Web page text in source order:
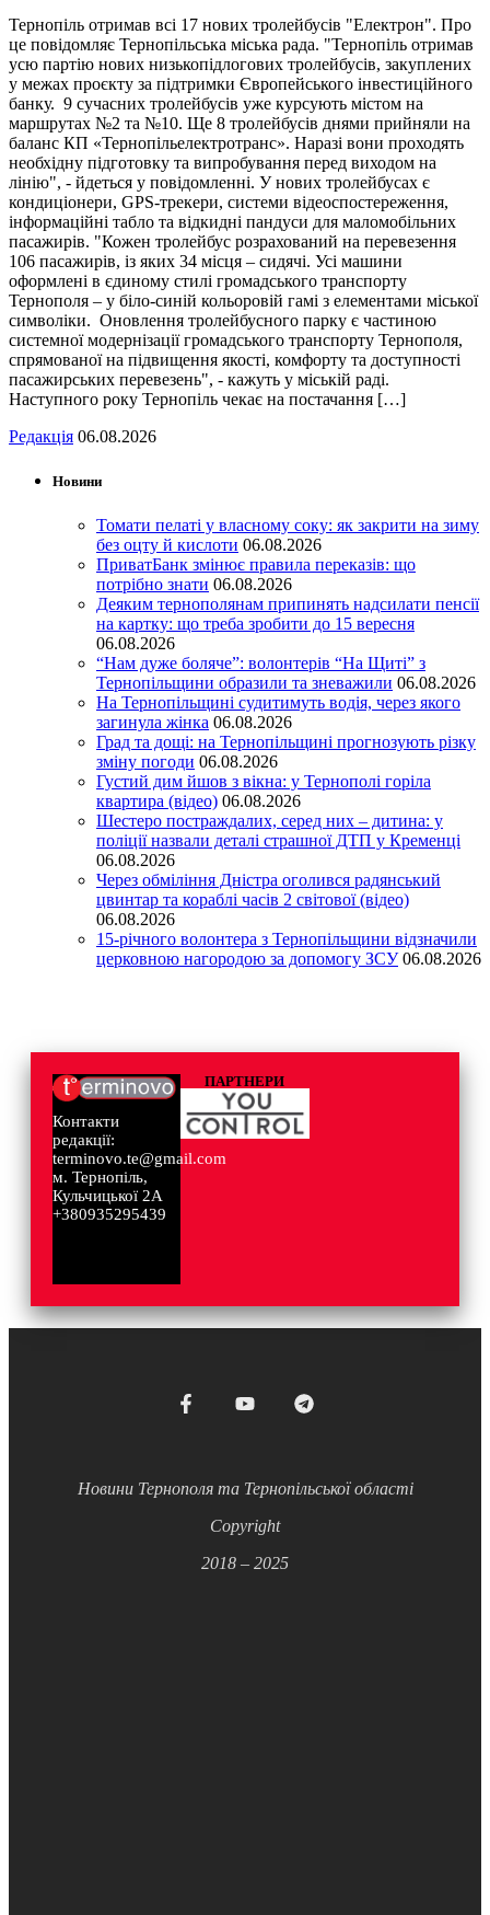
Тернопіль отримав всі 17 нових тролейбусів "Електрон". Про
це повідомляє Тернопільська міська рада. "Тернопіль отримав
усю партію нових низькопідлогових тролейбусів, закуплених
у межах проєкту за підтримки Європейського інвестиційного
банку. 9 сучасних тролейбусів уже курсують містом на
маршрутах №2 та №10. Ще 8 тролейбусів днями прийняли на
баланс КП «Тернопільелектротранс». Наразі вони проходять
необхідну підготовку та випробування перед виходом на
лінію", - йдеться у повідомленні. У нових тролейбусах є
кондиціонери, GPS-трекери, системи відеоспостереження,
інформаційні табло та відкидні пандуси для маломобільних
пасажирів. "Кожен тролейбус розрахований на перевезення
106 пасажирів, із яких 34 місця – сидячі. Усі машини
оформлені в єдиному стилі громадського транспорту
Тернополя – у біло-синій кольоровій гамі з елементами міської
символіки. Оновлення тролейбусного парку є частиною
системної модернізації громадського транспорту Тернополя,
спрямованої на підвищення якості, комфорту та доступності
пасажирських перевезень", - кажуть у міській раді.
Наступного року Тернопіль чекає на постачання […]
Редакція 06.08.2026
Новини
Томати пелаті у власному соку: як закрити на зиму
без оцту й кислоти 06.08.2026
ПриватБанк змінює правила переказів: що
потрібно знати 06.08.2026
Деяким тернополянам припинять надсилати пенсії
на картку: що треба зробити до 15 вересня
06.08.2026
“Нам дуже боляче”: волонтерів “На Щиті” з
Тернопільщини образили та зневажили 06.08.2026
На Тернопільщині судитимуть водія, через якого
загинула жінка 06.08.2026
Град та дощі: на Тернопільщині прогнозують різку
зміну погоди 06.08.2026
Густий дим йшов з вікна: у Тернополі горіла
квартира (відео) 06.08.2026
Шестеро постраждалих, серед них – дитина: у
поліції назвали деталі страшної ДТП у Кременці
06.08.2026
Через обміління Дністра оголився радянський
цвинтар та кораблі часів 2 світової (відео)
06.08.2026
15-річного волонтера з Тернопільщини відзначили
церковною нагородою за допомогу ЗСУ 06.08.2026
Контакти
редакції:
terminovo.te@gmail.com
м. Тернопіль,
Кульчицької 2А
+380935295439
ПАРТНЕРИ
Новини Тернополя та Тернопільської області
Copyright
2018 – 2025